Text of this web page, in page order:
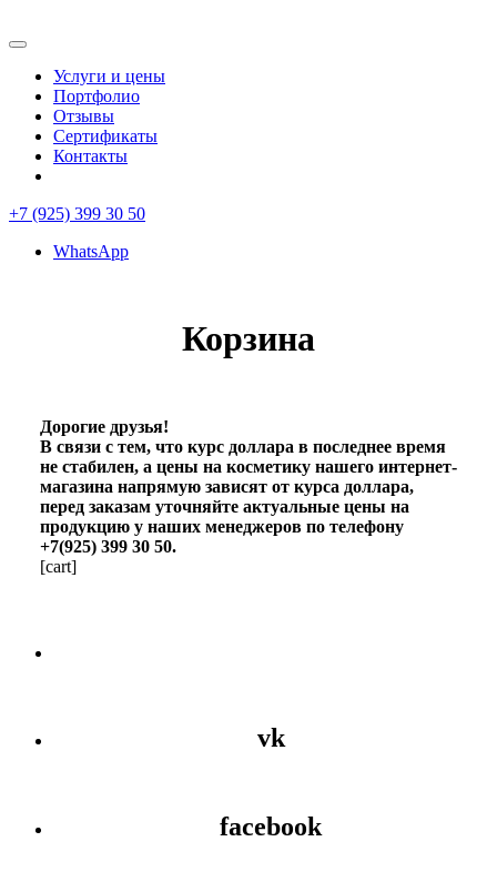
Услуги и цены
Портфолио
Отзывы
Сертификаты
Контакты
+7 (925) 399 30 50
WhatsApp
Корзина
Дорогие друзья!
В связи с тем, что курс доллара в последнее время
не стабилен, а цены на косметику нашего интернет-
магазина напрямую зависят от курса доллара,
перед заказам уточняйте актуальные цены на
продукцию у наших менеджеров по телефону
+7(925) 399 ­30­ 50.
[cart]
vk
facebook